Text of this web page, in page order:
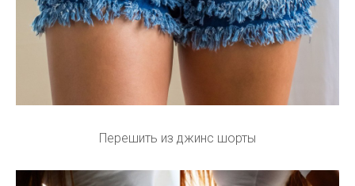
Перешить из джинс шорты